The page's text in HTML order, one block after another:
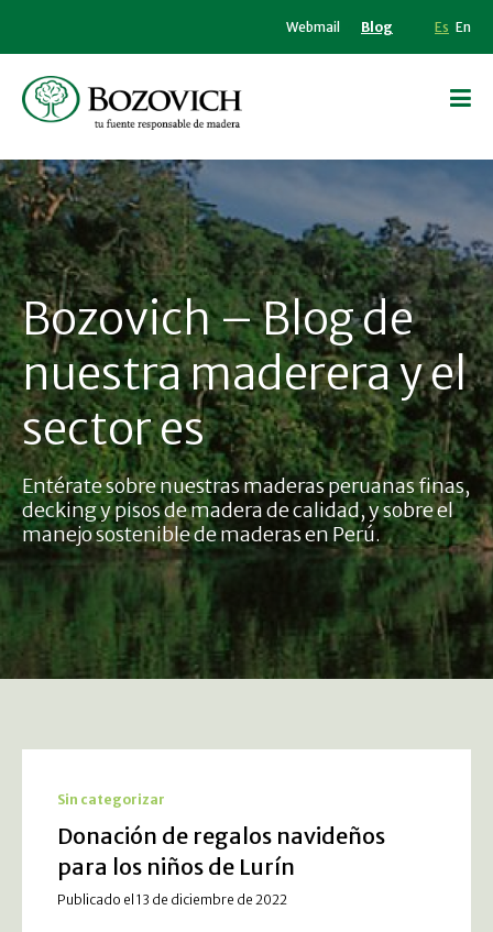
Webmail Blog Es En
Bozovich – Blog de
nuestra maderera y el
sector es
Entérate sobre nuestras maderas peruanas finas,
decking y pisos de madera de calidad, y sobre el
manejo sostenible de maderas en Perú.
Sin categorizar
Donación de regalos navideños
para los niños de Lurín
Publicado el 13 de diciembre de 2022